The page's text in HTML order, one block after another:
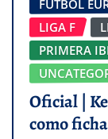
FÚTBOL
LIGA F
PRIMERA
Oficial |
como